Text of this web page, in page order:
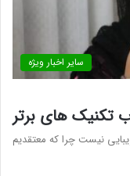
سایر اخبار ویژه
تکنیک های برتر
نیست چرا که معتقدیم